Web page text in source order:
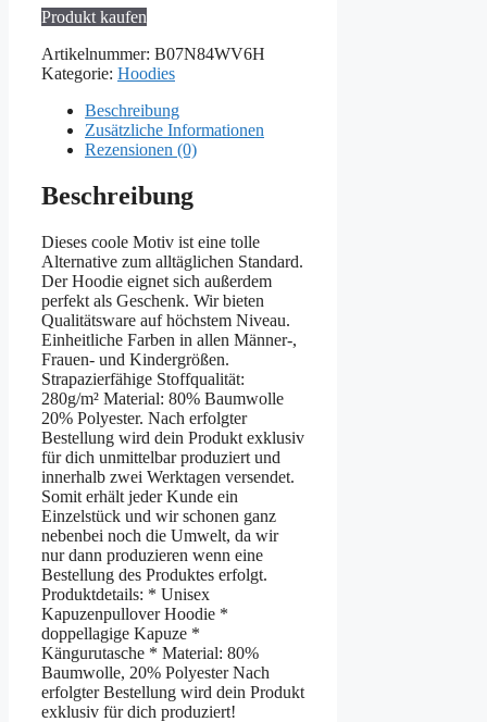
Produkt kaufen
Artikelnummer: B07N84WV6H
Kategorie: Hoodies
Beschreibung
Zusätzliche Informationen
Rezensionen (0)
Beschreibung
Dieses coole Motiv ist eine tolle
Alternative zum alltäglichen Standard.
Der Hoodie eignet sich außerdem
perfekt als Geschenk. Wir bieten
Qualitätsware auf höchstem Niveau.
Einheitliche Farben in allen Männer-,
Frauen- und Kindergrößen.
Strapazierfähige Stoffqualität:
280g/m² Material: 80% Baumwolle
20% Polyester. Nach erfolgter
Bestellung wird dein Produkt exklusiv
für dich unmittelbar produziert und
innerhalb zwei Werktagen versendet.
Somit erhält jeder Kunde ein
Einzelstück und wir schonen ganz
nebenbei noch die Umwelt, da wir
nur dann produzieren wenn eine
Bestellung des Produktes erfolgt.
Produktdetails: * Unisex
Kapuzenpullover Hoodie *
doppellagige Kapuze *
Kängurutasche * Material: 80%
Baumwolle, 20% Polyester Nach
erfolgter Bestellung wird dein Produkt
exklusiv für dich produziert!